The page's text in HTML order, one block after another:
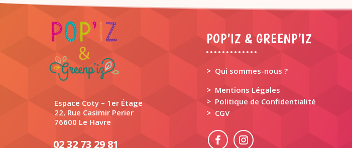
Espace Coty – 1er Étage
22, Rue Casimir Perier
76600 Le Havre
02 32 73 29 81
POP’IZ & GREENP’IZ
> Qui sommes-nous ?
> Mentions Légales
> Politique de Confidentialité
> CGV